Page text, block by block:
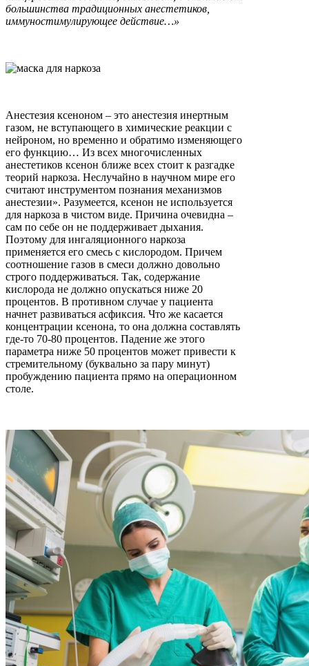
большинства традиционных анестетиков,
иммуностимулирующее действие…»
Анестезия ксеноном – это анестезия инертным
газом, не вступающего в химические реакции с
нейроном, но временно и обратимо изменяющего
его функцию… Из всех многочисленных
анестетиков ксенон ближе всех стоит к разгадке
теорий наркоза. Неслучайно в научном мире его
считают инструментом познания механизмов
анестезии». Разумеется, ксенон не используется
для наркоза в чистом виде. Причина очевидна –
сам по себе он не поддерживает дыхания.
Поэтому для ингаляционного наркоза
применяется его смесь с кислородом. Причем
соотношение газов в смеси должно довольно
строго поддерживаться. Так, содержание
кислорода не должно опускаться ниже 20
процентов. В противном случае у пациента
начнет развиваться асфиксия. Что же касается
концентрации ксенона, то она должна составлять
где-то 70-80 процентов. Падение же этого
параметра ниже 50 процентов может привести к
стремительному (буквально за пару минут)
пробуждению пациента прямо на операционном
столе.